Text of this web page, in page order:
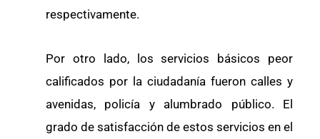
respectivamente.
Por otro lado, los servicios básicos peor
calificados por la ciudadanía fueron calles y
avenidas, policía y alumbrado público. El
grado de satisfacción de estos servicios en el